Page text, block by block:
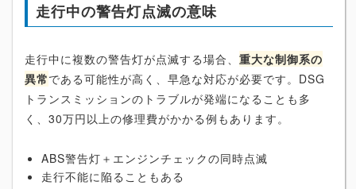
走行中の警告灯点滅の意味
走行中に複数の警告灯が点滅する場合、 重大な制御系の
異常である可能性が高く、早急な対応が必要です。DSG
トランスミッションのトラブルが発端になることも多
く、30万円以上の修理費がかかる例もあります。
ABS警告灯＋エンジンチェックの同時点滅
走行不能に陥ることもある